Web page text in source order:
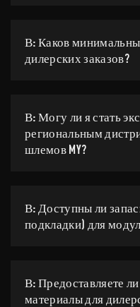
В: Каков
дилерских заказов?
В: Могу ли я стать
региональным
шлемов MY?
В: Доступны ли
подкладки) для
В: Предоставляете
материалы для